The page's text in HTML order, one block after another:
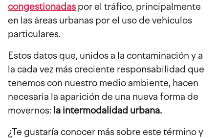
congestionadas por el tráfico, principalmente
en las áreas urbanas por el uso de vehículos
particulares.
Estos datos que, unidos a la contaminación y a
la cada vez más creciente responsabilidad que
tenemos con nuestro medio ambiente, hacen
necesaria la aparición de una nueva forma de
movernos: la intermodalidad urbana.
¿Te gustaría conocer más sobre este término y